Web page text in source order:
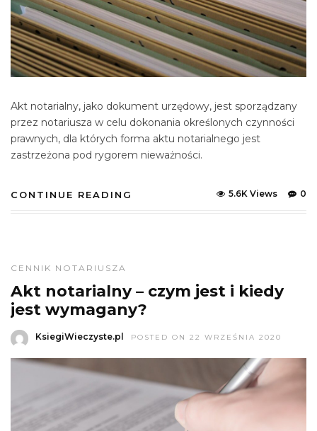
Akt notarialny, jako dokument urzędowy, jest sporządzany
przez notariusza w celu dokonania określonych czynności
prawnych, dla których forma aktu notarialnego jest
zastrzeżona pod rygorem nieważności.
CONTINUE READING 0
5.6K Views
CENNIK NOTARIUSZA
Akt notarialny – czym jest i kiedy
jest wymagany?
KsiegiWieczyste.pl POSTED ON 22 WRZEŚNIA 2020